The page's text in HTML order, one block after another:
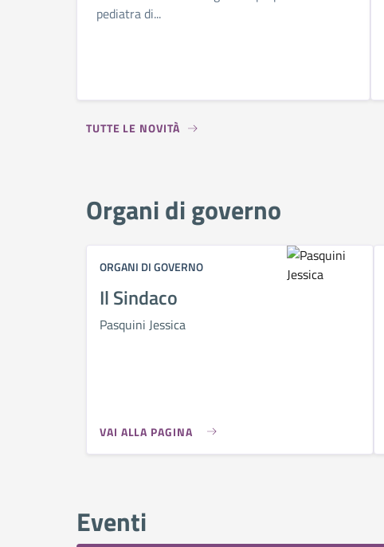
pediatra di...
TUTTE LE NOVITÀ
Organi di governo
ORGANI DI GOVERNO
Il Sindaco
Pasquini Jessica
VAI ALLA PAGINA
Eventi